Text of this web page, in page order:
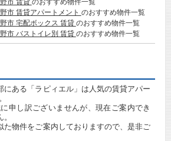
市 賃貸アパートメント のおすすめ物件一覧
市 宅配ボックス 賃貸 のおすすめ物件一覧
市 バストイレ別 賃貸 のおすすめ物件一覧
にある「ラピィエル」は人気の賃貸アパー
申し訳ございませんが、現在ご案内でき
た物件をご案内しておりますので、是非ご